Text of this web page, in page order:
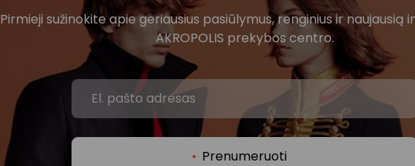
Pirmieji sužinokite apie geriausius pasiūlymus, renginius ir naujausią
AKROPOLIS prekybos centro.
Prenumeruoti